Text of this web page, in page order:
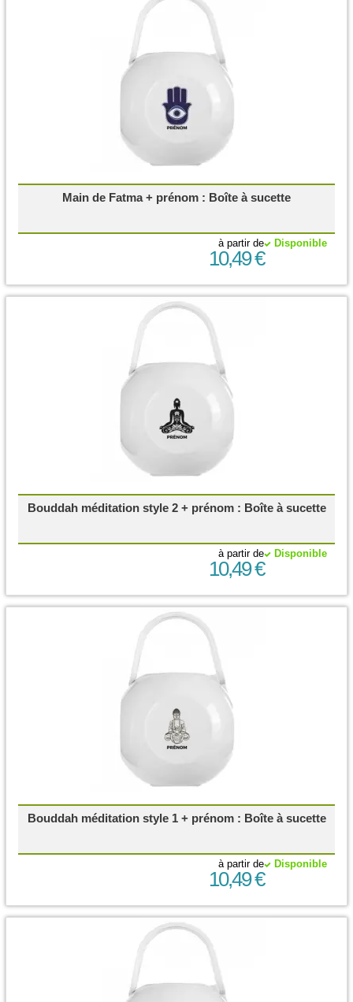
Main de Fatma + prénom : Boîte à sucette
Disponible
à partir de
10,49 €
Bouddah méditation style 2 + prénom : Boîte à sucette
Disponible
à partir de
10,49 €
Bouddah méditation style 1 + prénom : Boîte à sucette
Disponible
à partir de
10,49 €